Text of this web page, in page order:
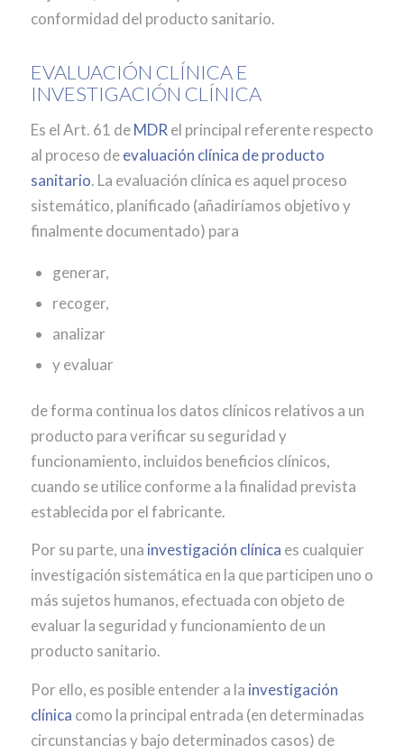
conformidad del producto sanitario.
EVALUACIÓN CLÍNICA E
INVESTIGACIÓN CLÍNICA
Es el Art. 61 deMDRel principal referente respecto
al proceso deevaluación clínica de producto
sanitario. La evaluación clínica es aquel proceso
sistemático, planificado (añadiríamos objetivo y
finalmente documentado) para
generar,
recoger,
analizar
y evaluar
de forma continua los datos clínicos relativos a un
producto para verificar su seguridad y
funcionamiento, incluidos beneficios clínicos,
cuando se utilice conforme a la finalidad prevista
establecida por el fabricante.
Por su parte, una investigación clínica es cualquier
investigación sistemática en la que participen uno o
más sujetos humanos, efectuada con objeto de
evaluar la seguridad y funcionamiento de un
producto sanitario.
Por ello, es posible entender a la investigación
clínica como la principal entrada (en determinadas
circunstancias y bajo determinados casos) de